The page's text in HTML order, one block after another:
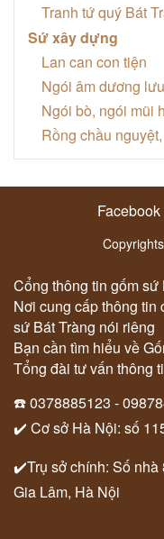
Tranh tứ quý Bát
Sứ xây dựng
Lan can con tiện
Ngói âm dương
Ngói bò, ngói mũi
Rồng chầu
Facebook
Cổng thông tin gốm
Nơi cung cấp thông tin
sứ Bát Tràng nói riêng
Bạn cần tìm hiểu về
Tổng đài tư vấn thông
☎️ 0378885123 -
✔️ Cơ sở Hà Nội: số
✔️Trụ sở chính: Số nhà
Gia Lâm, Hà Nội